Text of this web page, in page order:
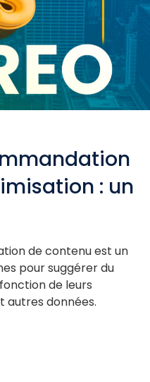
: un
de contenu est un
pour suggérer du
de leurs
autres données.